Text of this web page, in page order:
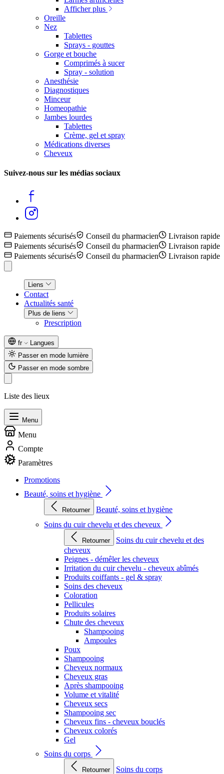
Afficher plus
Oreille
Nez
Tablettes
Sprays - gouttes
Gorge et bouche
Comprimés à sucer
Spray - solution
Anesthésie
Diagnostiques
Minceur
Homeopathie
Jambes lourdes
Tablettes
Crème, gel et spray
Médications diverses
Cheveux
Suivez-nous sur les médias sociaux
Paiements sécurisés Conseil du pharmacien
Livraison rapide
Paiements sécurisés
Conseil du pharmacien
Livraison rapide
Paiements sécurisés
Conseil du pharmacien Livraison rapide
Liens
Contact
Actualités santé
Plus de liens
Prescription
fr
Langues
Passer en mode lumière
Passer en mode sombre
Liste des lieux
Menu
Menu
Compte
Paramètres
Promotions
Beauté, soins et hygiène
Retourner
Beauté, soins et hygiène
Soins du cuir chevelu et des cheveux
Retourner
Soins du cuir chevelu et des
cheveux
Peignes - démêler les cheveux
Irritation du cuir chevelu - cheveux abîmés
Produits coiffants - gel & spray
Soins des cheveux
Coloration
Pellicules
Produits solaires
Chute des cheveux
Shampooing
Ampoules
Poux
Shampooing
Cheveux normaux
Cheveux gras
Après shampooing
Volume et vitalité
Cheveux secs
Shampooing sec
Cheveux fins - cheveux bouclés
Cheveux colorés
Gel
Soins du corps
Retourner
Soins du corps